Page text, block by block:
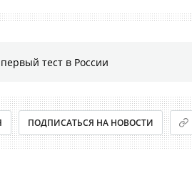
тест в России
ПОДПИСАТЬСЯ НА НОВОСТИ